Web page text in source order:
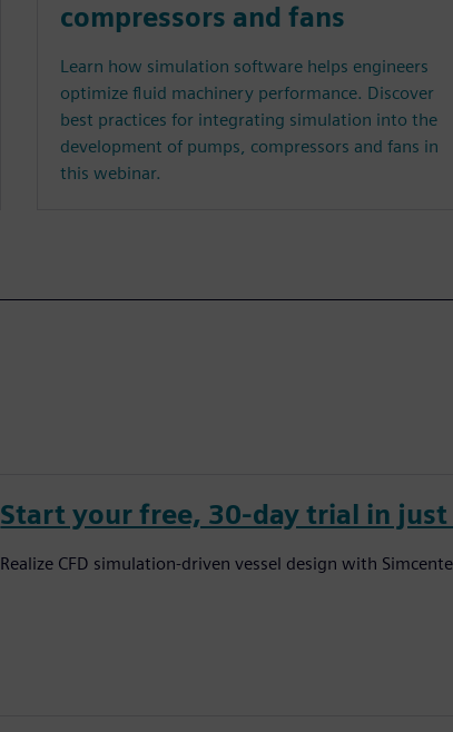
compressors and fans
Learn how simulation software helps engineers
optimize fluid machinery performance. Discover
best practices for integrating simulation into the
development of pumps, compressors and fans in
this webinar.
Start your free, 30-day trial in
Realize CFD simulation-driven vessel design with